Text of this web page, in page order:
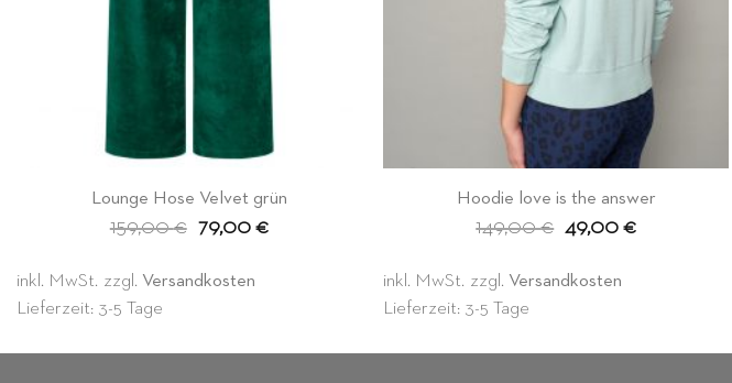
Lounge Hose Velvet grün
159,00€
Ursprünglicher
159,00 €
79,00 €Aktueller
inkl. MwSt. zzgl. Versandkosten
Lieferzeit: 3-5 Tage
Hoodie love is the answer
149,00€
Ursprünglicher
Preis
149,00 €
49,00€Aktueller
inkl. MwSt. zzgl. Versandkosten
Lieferzeit: 3-5 Tage